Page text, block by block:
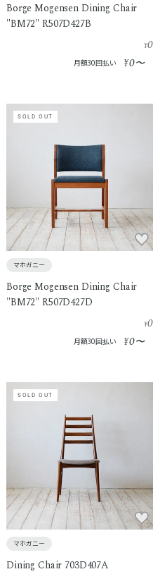
Borge Mogensen Dining Chair
"BM72" R507D427B
¥0
月額30回払い ¥0〜
SOLD OUT
マホガニー
Borge Mogensen Dining Chair
"BM72" R507D427D
¥0
月額30回払い ¥0〜
SOLD OUT
マホガニー
Dining Chair 703D407A